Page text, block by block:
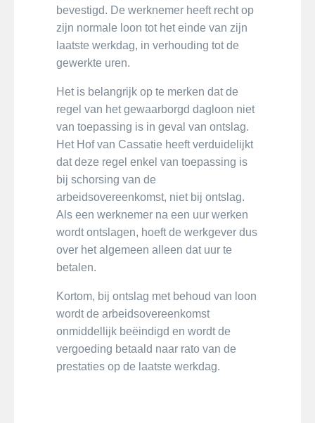
bevestigd. De werknemer heeft recht op
zijn normale loon tot het einde van zijn
laatste werkdag, in verhouding tot de
gewerkte uren.
Het is belangrijk op te merken dat de
regel van het gewaarborgd dagloon niet
van toepassing is in geval van ontslag.
Het Hof van Cassatie heeft verduidelijkt
dat deze regel enkel van toepassing is
bij schorsing van de
arbeidsovereenkomst, niet bij ontslag.
Als een werknemer na een uur werken
wordt ontslagen, hoeft de werkgever dus
over het algemeen alleen dat uur te
betalen.
Kortom, bij ontslag met behoud van loon
wordt de arbeidsovereenkomst
onmiddellijk beëindigd en wordt de
vergoeding betaald naar rato van de
prestaties op de laatste werkdag.